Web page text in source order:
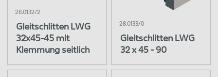
28.0132/2
Gleitschlitten LWG
32x45-45 mit
Klemmung seitlich
28.0133/0
Gleitschlitten LWG
32 x 45 - 90